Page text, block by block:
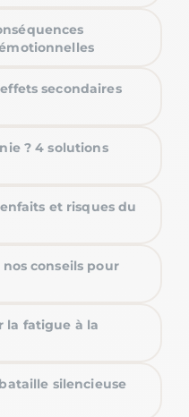
secondaires
? 4 solutions
et risques du
conseils pour
la fatigue à la
silencieuse